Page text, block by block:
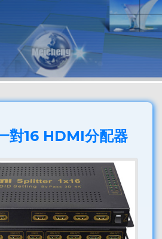
對16 HDMI分配器